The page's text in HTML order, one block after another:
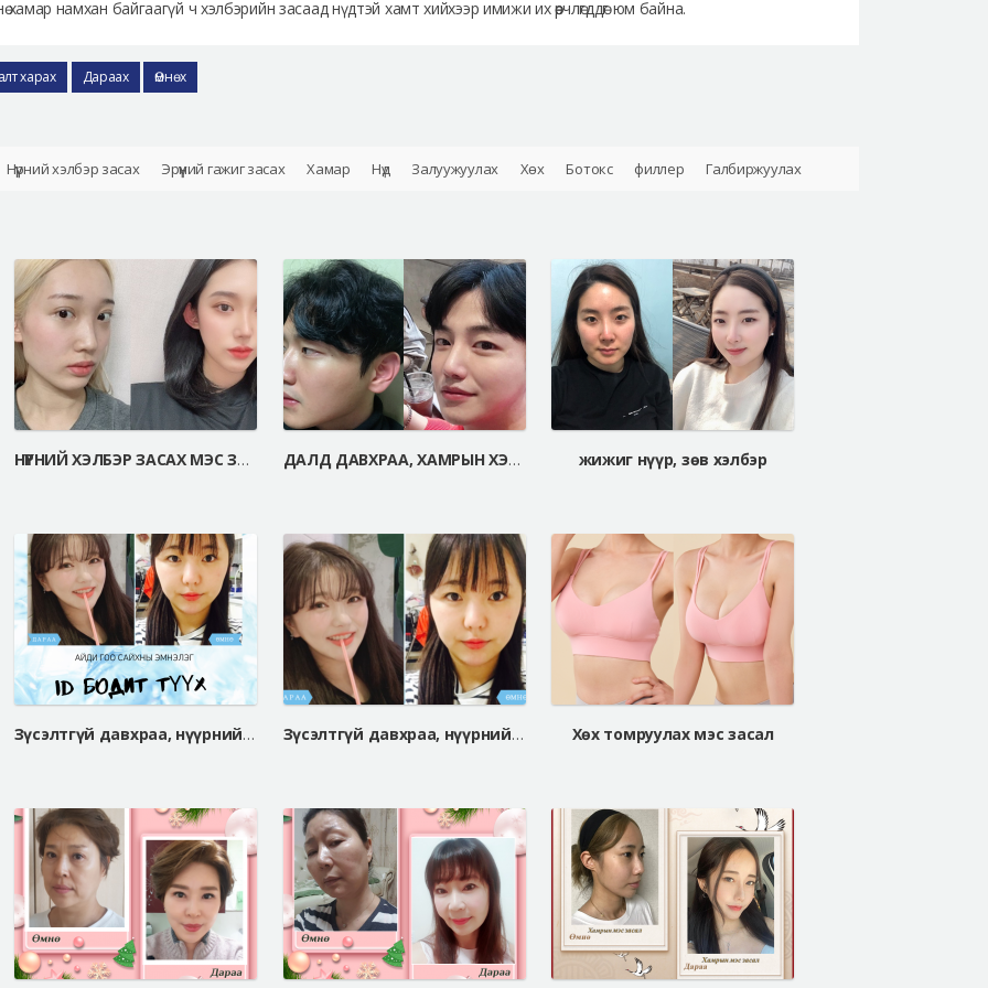
хамар намхан байгаагүй ч хэлбэрийн засаад нүдтэй хамт хийхээр имижи их өөрчлөгддөг юм байна.
харах Дараах Өмнөх
Нүүрний хэлбэр засах Эрүүний гажиг засах Хамар Нүд Залуужуулах Хөх Ботокс филлер Галбиржуулах
НҮҮРНИЙ ХЭЛБЭР ЗАСАХ МЭС ЗАСАЛ ДАЛД ДАВХРАА, ХАМРЫН ХЭЛБЭР ЗАСАХ МЭС ЗАСАЛ жижиг нүүр, зөв хэлбэр
Зүсэлтгүй давхраа, нүүрний хэлбэр засах мэс засал, хамрын мэс засал Зүсэлтгүй давхраа, нүүрний хэлбэр засах мэс засал, хамрын мэс засал Хөх томруулах мэс засал